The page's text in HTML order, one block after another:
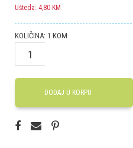
Ušteda: 4,80 KM
KOLIČINA: 1 KOM
DODAJ U KORPU